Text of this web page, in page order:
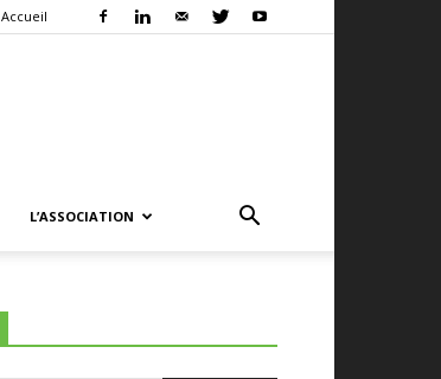
Accueil
L’ASSOCIATION